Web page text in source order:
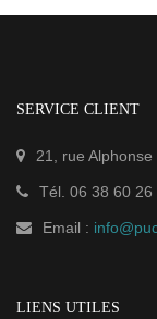
SERVICE CLIENT
21, rue
Tél. 06 38 60 26
Email :
LIENS UTILES